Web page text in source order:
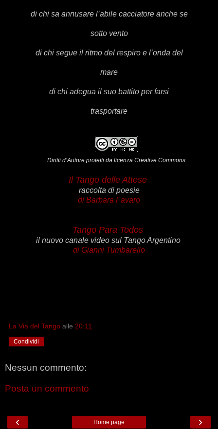
di chi sa annusare l’abile cacciatore anche se
sotto vento
di chi segue il ritmo del respiro e l’onda del
mare
di chi adegua il suo battito per farsi
trasportare
Diritti d’Autore protetti da licenza Creative Commons
Il Tango delle Attese
raccolta di poesie
di Barbara Favaro
Tango Para Todos
il nuovo canale video sul Tango Argentino
di Gianni Tumbarello
La Via del Tango alle 20:11
Condividi
Nessun commento:
Posta un commento
‹ ›
Home page